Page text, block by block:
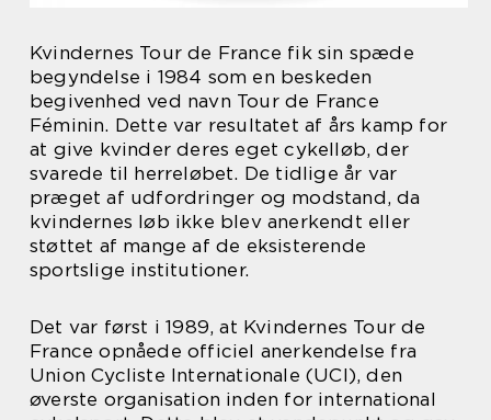
Kvindernes Tour de France fik sin spæde
begyndelse i 1984 som en beskeden
begivenhed ved navn Tour de France
Féminin. Dette var resultatet af års kamp for
at give kvinder deres eget cykelløb, der
svarede til herreløbet. De tidlige år var
præget af udfordringer og modstand, da
kvindernes løb ikke blev anerkendt eller
støttet af mange af de eksisterende
sportslige institutioner.
Det var først i 1989, at Kvindernes Tour de
France opnåede officiel anerkendelse fra
Union Cycliste Internationale (UCI), den
øverste organisation inden for international